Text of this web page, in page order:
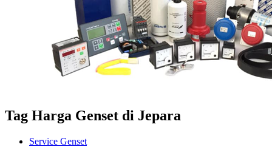
Tag Harga Genset di Jepara
Service Genset